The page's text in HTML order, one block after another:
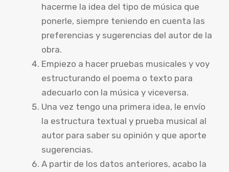
hacerme la idea del tipo de música que
ponerle, siempre teniendo en cuenta las
preferencias y sugerencias del autor de la
obra.
Empiezo a hacer pruebas musicales y voy
estructurando el poema o texto para
adecuarlo con la música y viceversa.
Una vez tengo una primera idea, le envío
la estructura textual y prueba musical al
autor para saber su opinión y que aporte
sugerencias.
A partir de los datos anteriores, acabo la